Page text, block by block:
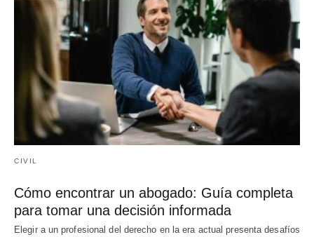
CIVIL
Cómo encontrar un abogado: Guía completa
para tomar una decisión informada
Elegir a un profesional del derecho en la era actual presenta desafíos